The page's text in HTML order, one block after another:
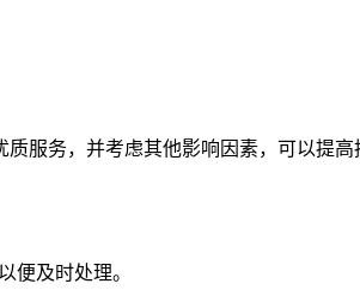
服务，并考虑其他影响因素，可以提高
便及时处理。